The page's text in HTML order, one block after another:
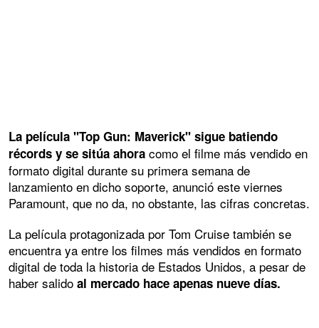
La película "Top Gun: Maverick" sigue batiendo
récords y se sitúa ahora como el filme más vendido en
formato digital durante su primera semana de
lanzamiento en dicho soporte, anunció este viernes
Paramount, que no da, no obstante, las cifras concretas.
La película protagonizada por Tom Cruise también se
encuentra ya entre los filmes más vendidos en formato
digital de toda la historia de Estados Unidos, a pesar de
haber salido al mercado hace apenas nueve días.